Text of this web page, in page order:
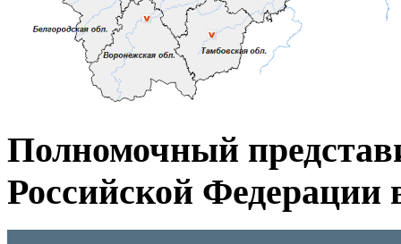
Полномочный
Российской